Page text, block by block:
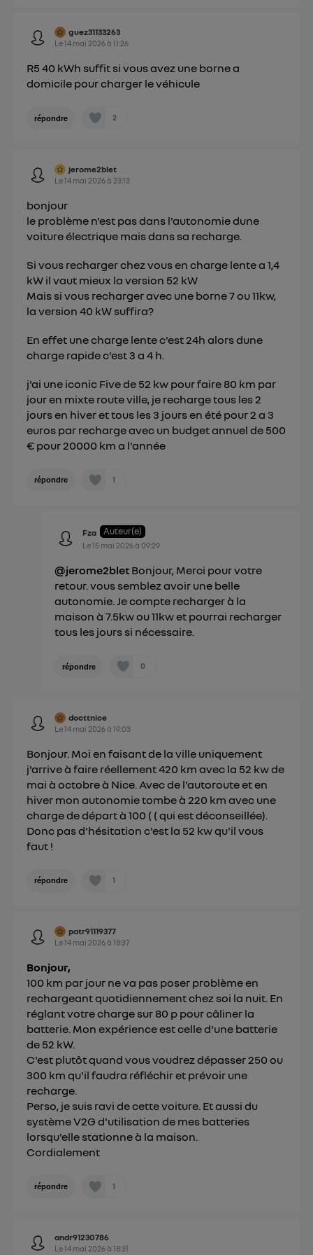
guez31133263
Le14 mai 2026à11:26
R5 40 kWh suffit si vous avez une borne a
domicile pour charger le véhicule
répondre 2
jerome2blet
Le14 mai 2026à 23:13
bonjour
le problème n'est pas dans l'autonomie dune
voiture électrique mais dans sa recharge.
Si vous recharger chez vous en charge lente a 1,4
kW il vaut mieux la version 52 kW
Mais si vous recharger avec une borne 7 ou 11kw,
la version 40 kW suffira?
En effet une charge lente c'est 24h alors dune
charge rapide c'est 3 a 4 h.
j'ai une iconic Five de 52 kw pour faire 80 km par
jour en mixte route ville, je recharge tous les 2
jours en hiver et tous les 3 jours en été pour 2 a 3
euros par recharge avec un budget annuel de 500
€ pour 20000 km a l'année
répondre 1
Fza Auteur(e)
Le15 mai 2026à 09:29
@jerome2blet Bonjour, Merci pour votre
retour. vous semblez avoir une belle
autonomie. Je compte recharger à la
maison à 7.5kw ou 11kw et pourrai recharger
tous les jours si nécessaire.
répondre 0
docttnice
Le14 mai 2026à19:03
Bonjour. Moi en faisant de la ville uniquement
j'arrive à faire réellement 420 km avec la 52 kw de
mai à octobre à Nice. Avec de l'autoroute et en
hiver mon autonomie tombe à 220 km avec une
charge de départ à 100 ( ( qui est déconseillée).
Donc pas d'hésitation c'est la 52 kw qu'il vous
faut !
répondre 1
patr91119377
Le14 mai 2026à18:37
Bonjour,
100 km par jour ne va pas poser problème en
rechargeant quotidiennement chez soi la nuit. En
réglant votre charge sur 80 p pour câliner la
batterie. Mon expérience est celle d'une batterie
de 52 kW.
C'est plutôt quand vous voudrez dépasser 250 ou
300 km qu'il faudra réfléchir et prévoir une
recharge.
Perso, je suis ravi de cette voiture. Et aussi du
système V2G d'utilisation de mes batteries
lorsqu'elle stationne à la maison.
Cordialement
répondre 1
andr91230786
Le14 mai 2026à18:31
uniquement sur la navigation de l'utilisateur du mobile.
Vous pouvez à tout moment retirer ce
consentement sur le portail d’Utiq("
") ou via la page « gérer Utiq » en bas de ce site.
Politique d'information sur les données